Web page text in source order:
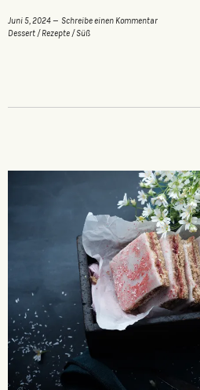
Juni 5, 2024
Schreibe einen Kommentar
Dessert / Rezepte / Süß